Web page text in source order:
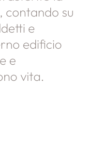
contando su
e
edificio
e
vita.